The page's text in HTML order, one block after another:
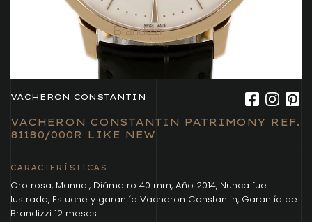
VACHERON CONSTANTIN
VACHERON CONSTANTIN PATRIMONY REF.
81180/000R LIKE NEW
CARACTERÍSTICAS
Oro rosa, Manual, Diámetro 40 mm, Año 2014, Nunca fue
lustrado, Estuche y garantía Vacheron Constantin, Garantía de
Brandizzi 12 meses